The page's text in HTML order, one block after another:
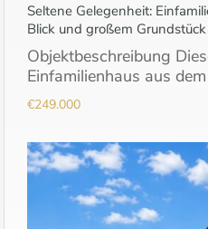
Seltene Gelegenheit:
Blick und großem
Objektbeschreibung
Einfamilienhaus aus
€249.000